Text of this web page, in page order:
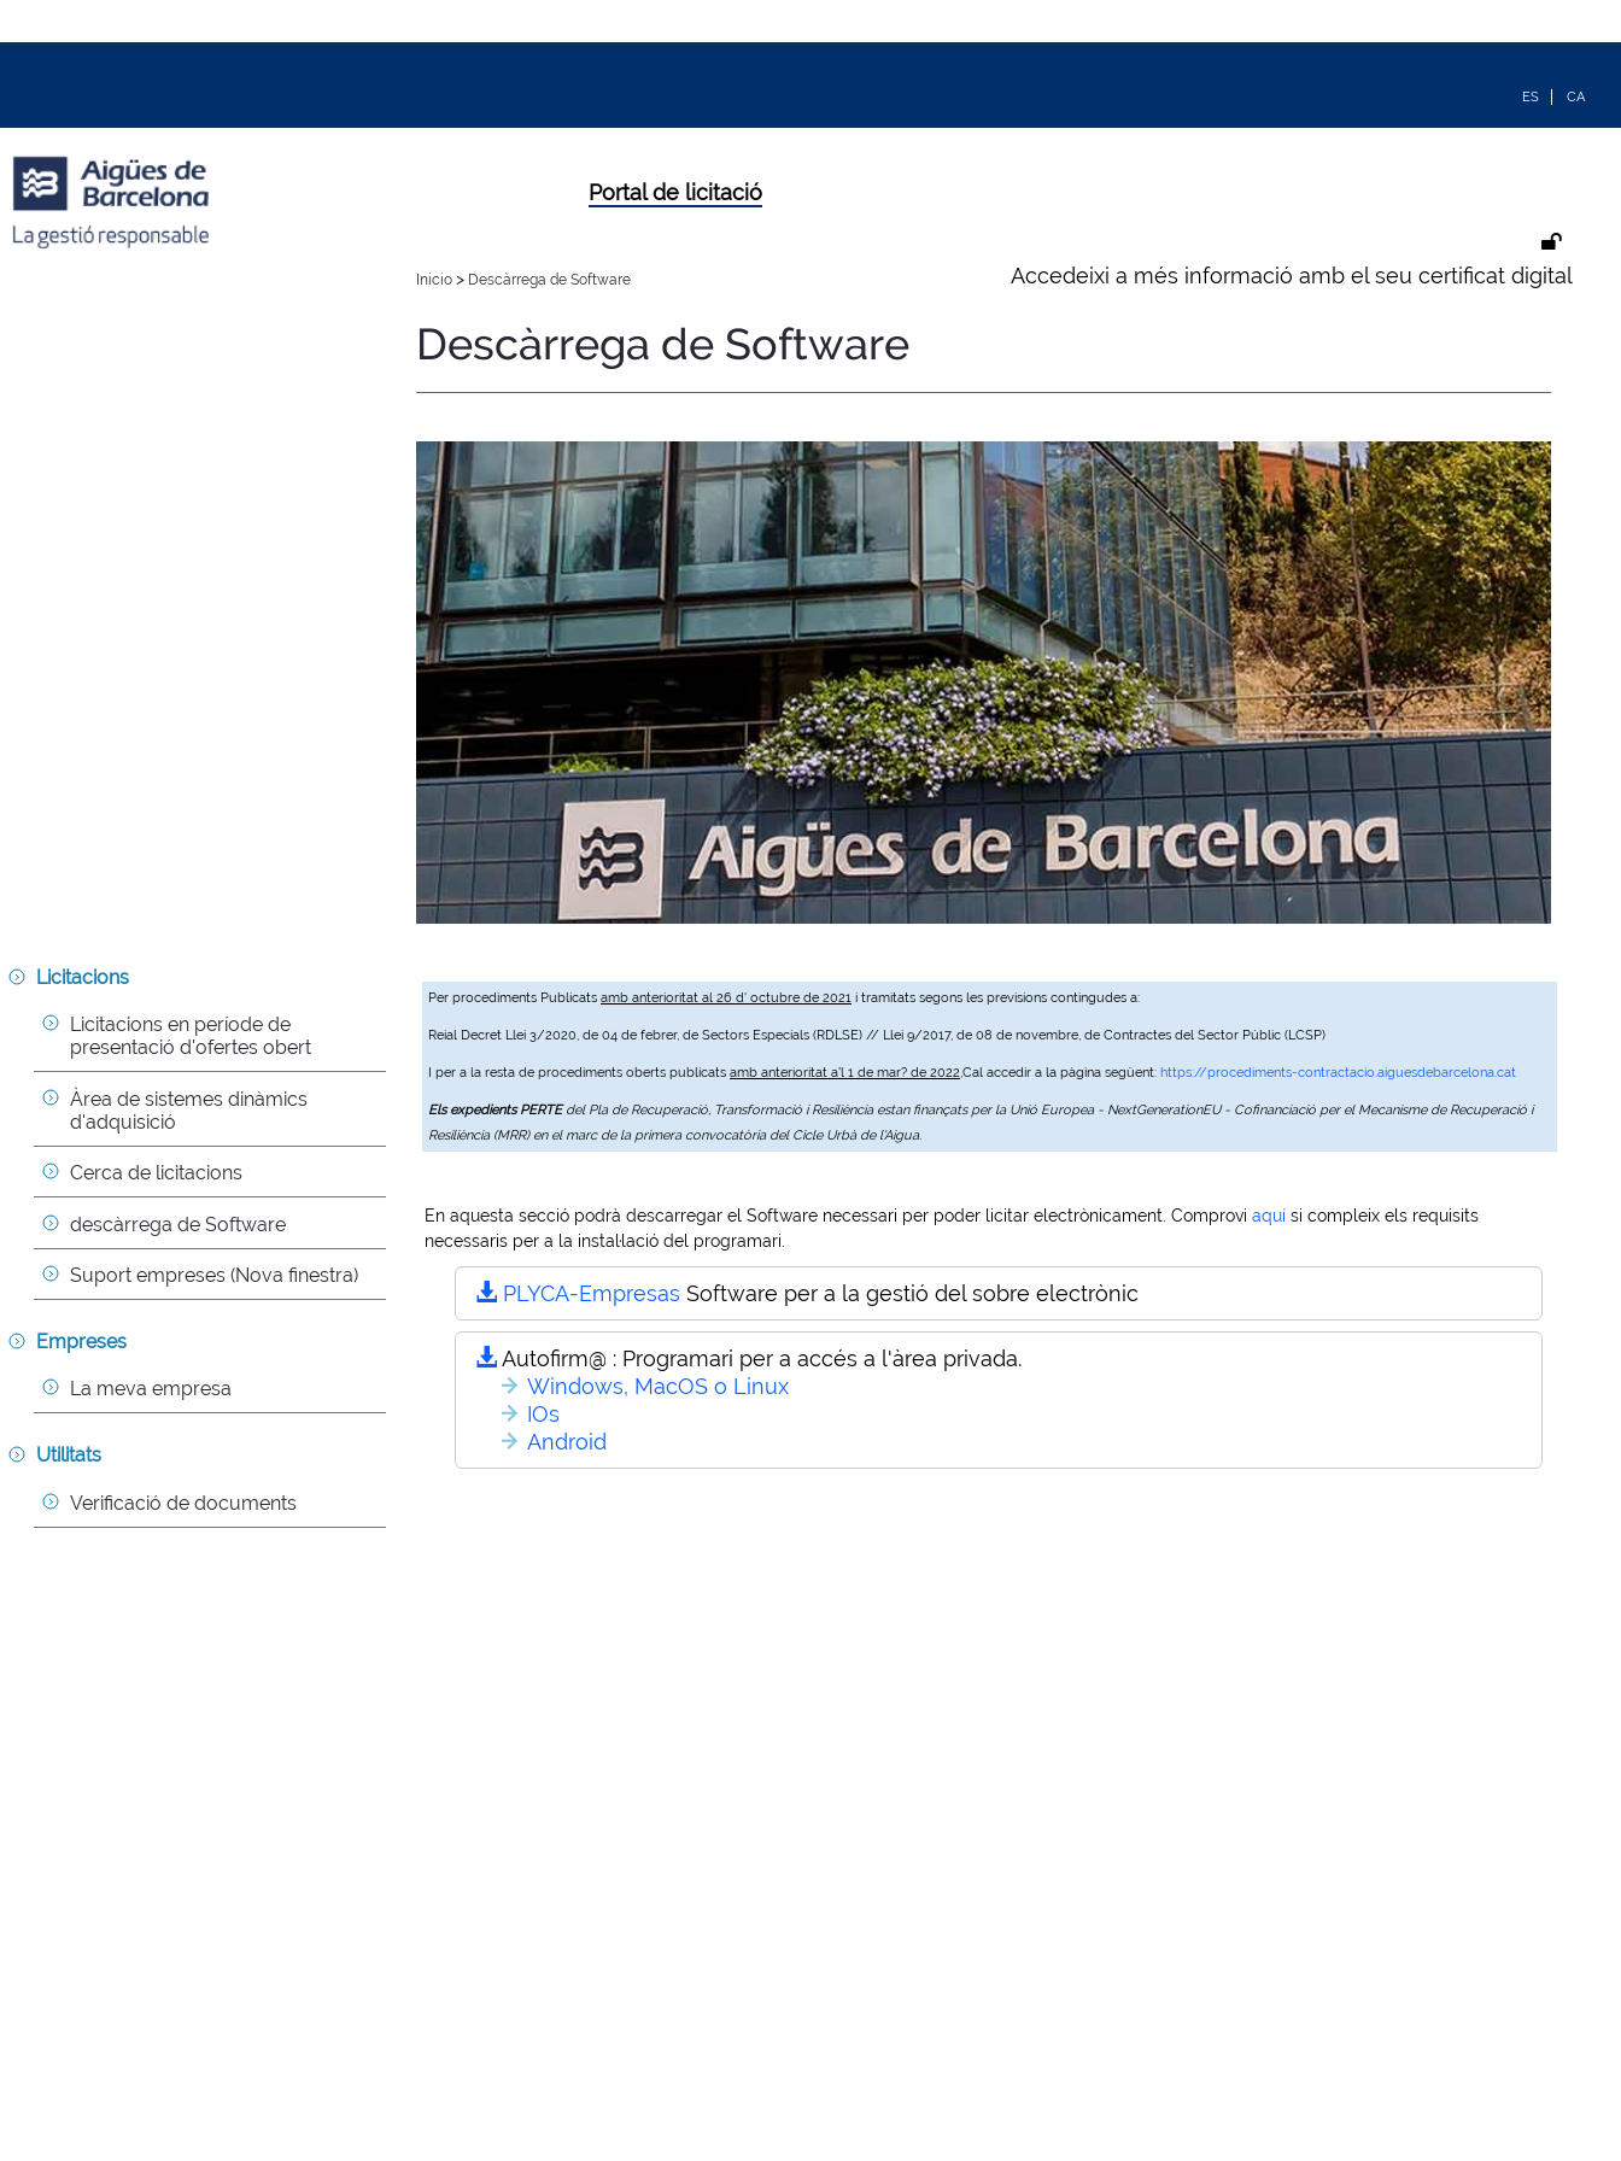
Per procediments Publicats amb anterioritat al 26 d' octubre de 2021 i tramitats segons les previsions contingudes a:
Reial Decret Llei 3/2020, de 04 de febrer, de Sectors Especials (RDLSE) // Llei 9/2017, de 08 de novembre, de Contractes del Sector Públic (LCSP)
I per a la resta de procediments oberts publicats amb anterioritat a'l 1 de mar? de 2022,Cal accedir a la pàgina següent: https://procediments-contractacio.aiguesdebarcelona.cat
Els expedients PERTEdel Pla de Recuperació, Transformació i Resiliència estan finançats per la Unió Europea - NextGenerationEU - Cofinanciació per el Mecanisme de Recuperació i
Resiliència (MRR) en el marc de la primera convocatòria del Cicle Urbà de l'Aigua.
Portal de licitació
Accedeixi a més informació amb el seu certificat digital
Licitacions
Licitacions en període de
presentació d'ofertes obert
Àrea de sistemes dinàmics
d'adquisició
Cerca de licitacions
descàrrega de Software
Suport empreses (Nova finestra)
Empreses
La meva empresa
Utilitats
Verificació de documents
Inicio > Descàrrega de Software
Descàrrega de Software
En aquesta secció podrà descarregar el Software necessari per poder licitar electrònicament. Comprovi aquí si compleix els requisits
necessaris per a la instal·lació del programari.
PLYCA-Empresas Software per a la gestió del sobre electrònic
Autofirm@ : Programari per a accés a l'àrea privada.
Windows, MacOS o Linux
IOs
Android